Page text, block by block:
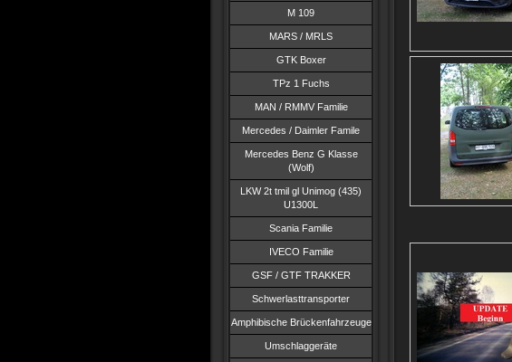
M 109
MARS / MRLS
GTK Boxer
TPz 1 Fuchs
MAN / RMMV Familie
Mercedes / Daimler Famile
Mercedes Benz G Klasse
(Wolf)
LKW 2t tmil gl Unimog (435)
U1300L
Scania Familie
IVECO Familie
GSF / GTF TRAKKER
Schwerlasttransporter
Amphibische Brückenfahrzeuge
Umschlaggeräte